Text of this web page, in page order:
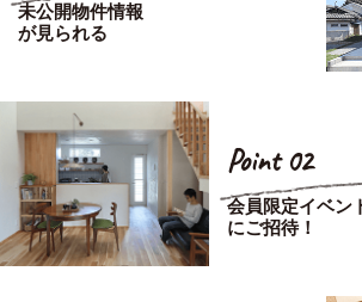
未公開物件情報
が見られる
Point 02
会員限定イベン
にご招待！